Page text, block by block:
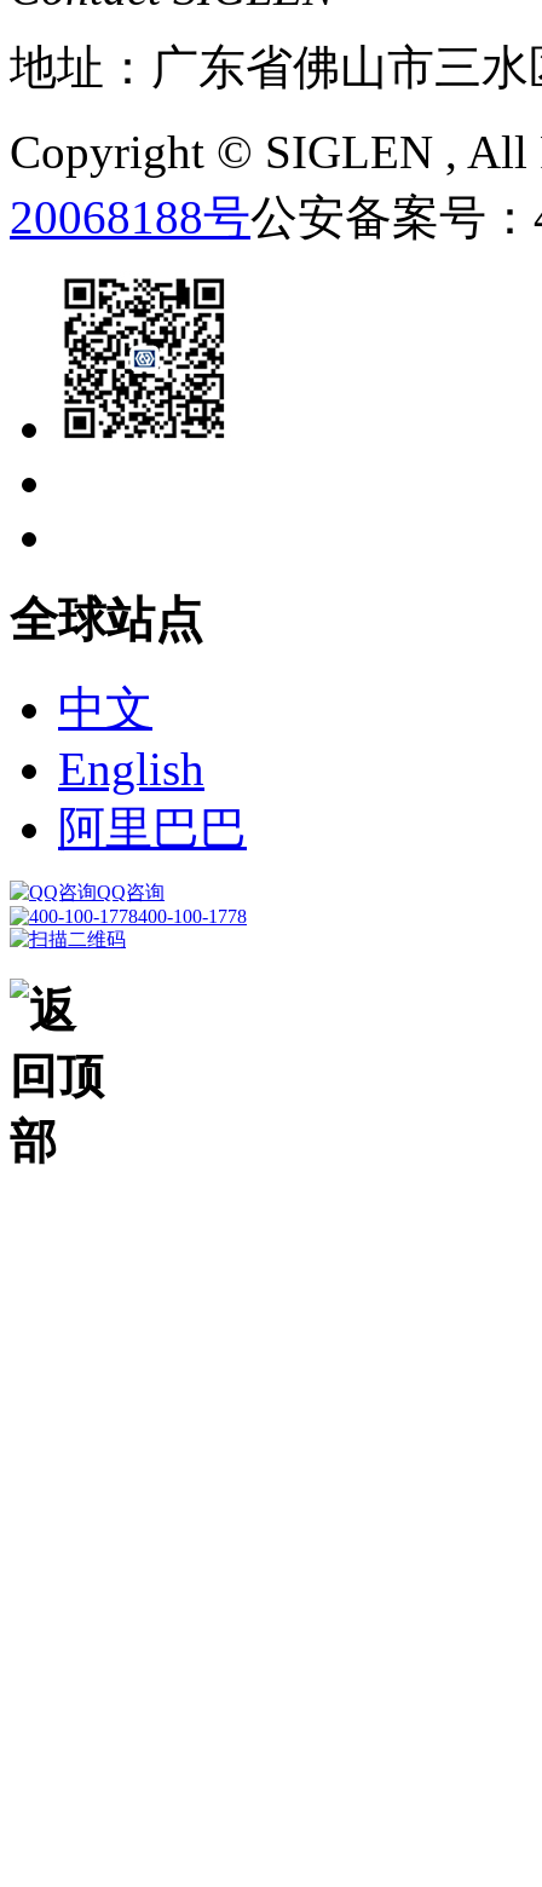
地址：广东省佛山市三
Copyright © SIGLEN , All
20068188号公安备案号：
全球站点
中文
English
阿里巴巴
QQ咨询
400-100-1778